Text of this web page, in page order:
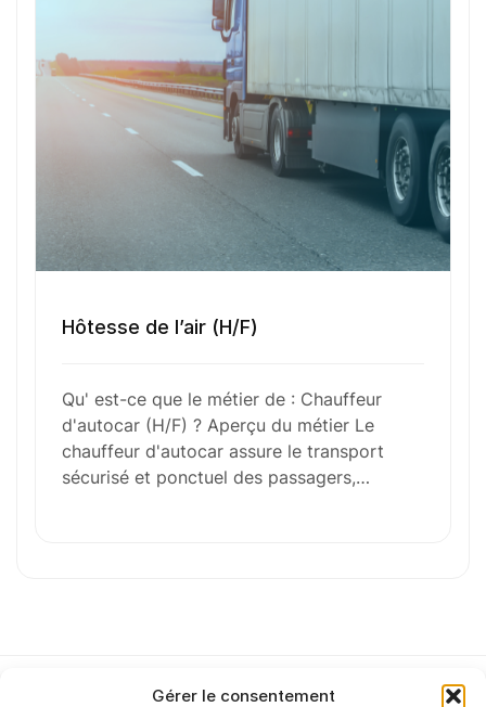
Gérer le consentement
Votre e-mail
Numéro de téléphone
Sélectionner une agence Oxygène Intérim/ BTT
Votre CV
ou
Parcourir les fichiers
Hôtesse de l’air (H/F)
Qu' est-ce que le métier de : Chauffeur
d'autocar (H/F) ? Aperçu du métier Le
chauffeur d'autocar assure le transport
sécurisé et ponctuel des passagers,…